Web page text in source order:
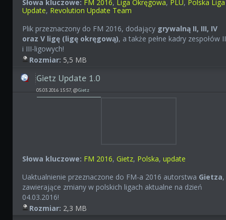
Słowa kluczowe: FM 2016, Liga Okręgowa, PLU, Polska Liga
Update, Revolution Update Team
Plik przeznaczony do FM 2016, dodający grywalną II, III, IV
oraz V ligę (ligę okręgową), a także pełne kadry zespołów II
i III-ligowych!
Rozmiar: 5,5 MB
Gietz Update 1.0
05.03.2016 15:57, @Gietz
Słowa kluczowe: FM 2016,Gietz, Polska,update
Uaktualnienie przeznaczone do FM-a 2016 autorstwa Gietza,
zawierające zmiany w polskich ligach aktualne na dzień
04.03.2016!
Rozmiar: 2,3 MB